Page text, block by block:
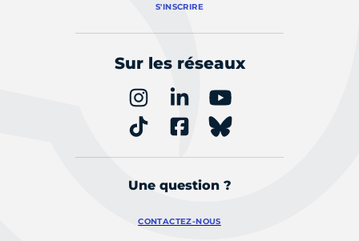
S'INSCRIRE
Sur les réseaux
Une question ?
CONTACTEZ-NOUS